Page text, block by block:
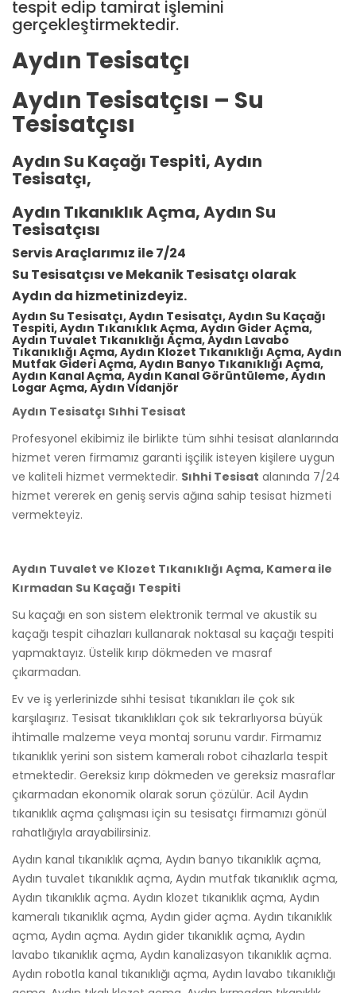
tespit edip tamirat işlemini
gerçekleştirmektedir.
Aydın Tesisatçı
Aydın Tesisatçısı – Su
Tesisatçısı
Aydın Su Kaçağı Tespiti, Aydın
Tesisatçı,
Aydın Tıkanıklık Açma, Aydın Su
Tesisatçısı
Servis Araçlarımız ile 7/24
Su Tesisatçısı ve Mekanik Tesisatçı olarak
Aydın da hizmetinizdeyiz.
Aydın Su Tesisatçı, Aydın Tesisatçı, Aydın Su Kaçağı
Tespiti, Aydın Tıkanıklık Açma, Aydın Gider Açma,
Aydın Tuvalet Tıkanıklığı Açma, Aydın Lavabo
Tıkanıklığı Açma, Aydın Klozet Tıkanıklığı Açma, Aydın
Mutfak Gideri Açma, Aydın Banyo Tıkanıklığı Açma,
Aydın Kanal Açma, Aydın Kanal Görüntüleme, Aydın
Logar Açma, Aydın Vidanjör
Aydın Tesisatçı Sıhhi Tesisat
Profesyonel ekibimiz ile birlikte tüm sıhhi tesisat alanlarında
hizmet veren firmamız garanti işçilik isteyen kişilere uygun
ve kaliteli hizmet vermektedir. Sıhhi Tesisat alanında 7/24
hizmet vererek en geniş servis ağına sahip tesisat hizmeti
vermekteyiz.
Aydın Tuvalet ve Klozet Tıkanıklığı Açma, Kamera ile
Kırmadan Su Kaçağı Tespiti
Su kaçağı en son sistem elektronik termal ve akustik su
kaçağı tespit cihazları kullanarak noktasal su kaçağı tespiti
yapmaktayız. Üstelik kırıp dökmeden ve masraf
çıkarmadan.
Ev ve iş yerlerinizde sıhhi tesisat tıkanıkları ile çok sık
karşılaşırız. Tesisat tıkanıklıkları çok sık tekrarlıyorsa büyük
ihtimalle malzeme veya montaj sorunu vardır. Firmamız
tıkanıklık yerini son sistem kameralı robot cihazlarla tespit
etmektedir. Gereksiz kırıp dökmeden ve gereksiz masraflar
çıkarmadan ekonomik olarak sorun çözülür. Acil Aydın
tıkanıklık açma çalışması için su tesisatçı firmamızı gönül
rahatlığıyla arayabilirsiniz.
Aydın kanal tıkanıklık açma, Aydın banyo tıkanıklık açma,
Aydın tuvalet tıkanıklık açma, Aydın mutfak tıkanıklık açma,
Aydın tıkanıklık açma. Aydın klozet tıkanıklık açma, Aydın
kameralı tıkanıklık açma, Aydın gider açma. Aydın tıkanıklık
açma, Aydın açma. Aydın gider tıkanıklık açma, Aydın
lavabo tıkanıklık açma, Aydın kanalizasyon tıkanıklık açma.
Aydın robotla kanal tıkanıklığı açma, Aydın lavabo tıkanıklığı